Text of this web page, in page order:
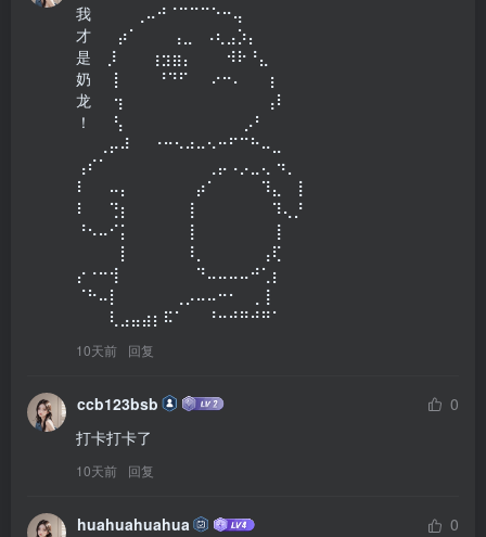
我⠀⠀⠀⠀⢀⠤⠚⠈⠉⠉⠉⠑⠒⢤⠀
才⠀ ⠀⡴⠁⠀⠀⠀⢠⣀⠀⠠⢆⣠⡱⡄⠀
是 ⠀⡸⠀⠀⠀⢰⣲⣶⡄⠀⠀⠀⠺⠗⠘⣄⠀
奶⠀⠀⡇⠀⠀⠀⠘⠙⠋⠀⠀⠔⠒⠄⠀⠀ ⡆
龙⠀⠀⢲⠀⠀⠀⠀⠀⠀⠀⠀⠀⠀⠀⠀⠀⢠⠇
！⠀⠀⢣⠀⠀⠀⠀⠀⠀⠀⠀⠀⠀⠀⡠⠃⠀
⠀⠀⢀⡤⠼⠀⠀⠐⠒⠢⠴⠤⠢⠒⠋⠉⠓⠤⣀⠀⠀
⢠⠎⠁⠀⠀⠀⠀⠀⠀⠀⠀⠀⢀⡤⠠⡠⣀⢄ ⠲⡀
⠇⠀⠀⠤⡄⠀⠀⠀⠀⠀⠀⡴⠁⠀⠀⠀⠀⠹⣄⠀⢸
⠇⠀⠀⢙⡆⠀⠀⠀⠀⠀⢸⠀⠀⠀⠀⠀⠀⠀⠹⢄⡘
⠘⠢⠤⠊⡅⠀⠀⠀⠀⠀⢸⠀⠀⠀⠀⠀⠀⠀⢸⠀⠀
⠀⠀⠀⠀⡇⠀⠀⠀⠀⠀⠸⡀⠀⠀⠀⠀⠀⢠⢏⠀⠀
⡔⠐⠒⢺⠀⠀⠀⠀⠀⠀⠀⠙⠤⠤⠤⠤⠚⢁⡆⠀⠀
⠈⠓⠤⡇⠀⠀⠀⠀⠀⢀⡠⠤⠤⠒⠂⠀⢀⢸⠀⠀⠀
⠀⠀⠀⢇⣠⣤⣴⡆⠯⠁⠀⠀⠘⠒⠚⠛⠚⠛⠁⠀
10天前 回复
ccb123bsb
0
打卡打卡了
10天前 回复
huahuahuahua
0